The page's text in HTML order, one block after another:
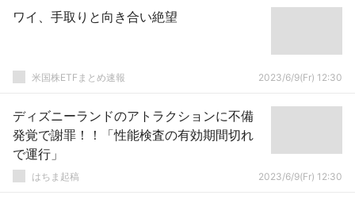
ワイ、手取りと向き合い絶望
米国株ETFまとめ速報 2023/6/9(Fr) 12:30
ディズニーランドのアトラクションに不備
発覚で謝罪！！「性能検査の有効期間切れ
で運行」
はちま起稿 2023/6/9(Fr) 12:30